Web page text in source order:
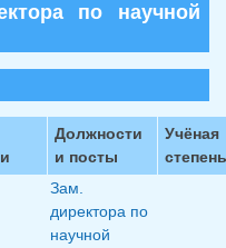
по научной
Должности
и посты
Учёная
степень
Зам.
директора по
научной